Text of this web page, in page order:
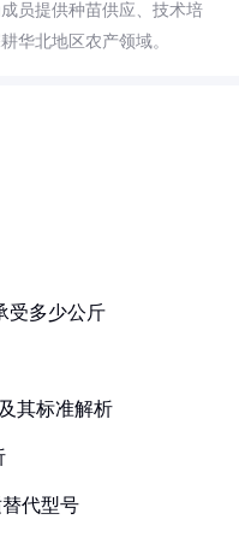
员提供种苗供应、技术培
华北地区农产领域。
受多少公斤
其标准解析
替代型号